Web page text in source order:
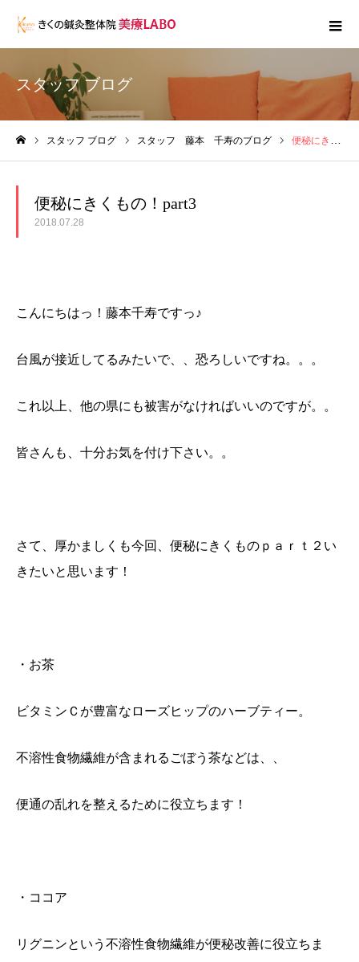
スタッフ ブログ
スタッフ ブログ スタッフ 藤本 千寿のブログ 便秘にきくもの！part3
便秘にきくもの！part3
2018.07.28
こんにちはっ！藤本千寿ですっ♪
台風が接近してるみたいで、、恐ろしいですね。。。
これ以上、他の県にも被害がなければいいのですが。。
皆さんも、十分お気を付け下さい。。
さて、厚かましくも今回、便秘にきくものｐａｒｔ２い
きたいと思います！
・お茶
ビタミンＣが豊富なローズヒップのハーブティー。
不溶性食物繊維が含まれるごぼう茶などは、、
便通の乱れを整えるために役立ちます！
・ココア
リグニンという不溶性食物繊維が便秘改善に役立ちま